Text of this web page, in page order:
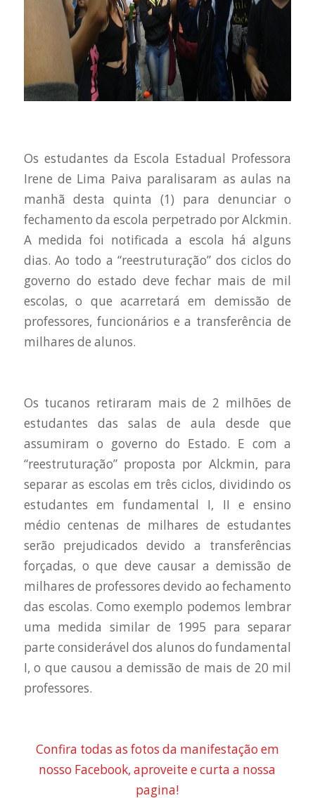
Os estudantes da Escola Estadual Professora
Irene de Lima Paiva paralisaram as aulas na
manhã desta quinta (1) para denunciar o
fechamento da escola perpetrado por Alckmin.
A medida foi notificada a escola há alguns
dias. Ao todo a “reestruturação” dos ciclos do
governo do estado deve fechar mais de mil
escolas, o que acarretará em demissão de
professores, funcionários e a transferência de
milhares de alunos.
Os tucanos retiraram mais de 2 milhões de
estudantes das salas de aula desde que
assumiram o governo do Estado. E com a
“reestruturação” proposta por Alckmin, para
separar as escolas em três ciclos, dividindo os
estudantes em fundamental I, II e ensino
médio centenas de milhares de estudantes
serão prejudicados devido a transferências
forçadas, o que deve causar a demissão de
milhares de professores devido ao fechamento
das escolas. Como exemplo podemos lembrar
uma medida similar de 1995 para separar
parte considerável dos alunos do fundamental
I, o que causou a demissão de mais de 20 mil
professores.
Confira todas as fotos da manifestação em
nosso Facebook, aproveite e curta a nossa
pagina!